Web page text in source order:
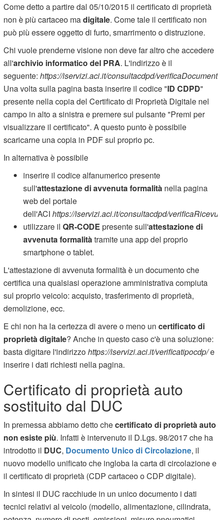
Come detto a partire dal 05/10/2015 il certificato di proprietà
non è più cartaceo madigitale. Come tale il certificato non
può più essere oggetto di furto, smarrimento o distruzione.
Chi vuole prenderne visione non deve far altro che accedere
all'archivio informatico del PRA. L'indirizzo è il
seguente:https://iservizi.aci.it/consultacdpd/
Una volta sulla pagina basta inserire il codice "ID CDPD"
presente nella copia del Certificato di Proprietà Digitale nel
campo in alto a sinistra e premere sul pulsante "Premi per
visualizzare il certificato". A questo punto è possibile
scaricarne una copia in PDF sul proprio pc.
In alternativa è possibile
inserire il codice alfanumerico presente
sull'attestazione di avvenuta formalità nella pagina
web del portale
dell'ACIhttps://iservizi.aci.it/consultacdpd/
utilizzare ilQR-CODE presente sull'attestazione di
avvenuta formalità tramite una app del proprio
smartphone o tablet.
L'attestazione di avvenuta formalità è un documento che
certifica una qualsiasi operazione amministrativa compiuta
sul proprio veicolo: acquisto, trasferimento di proprietà,
demolizione, ecc.
E chi non ha la certezza di avere o meno uncertificato di
proprietà digitale? Anche in questo caso c'è una soluzione:
basta digitare l'indirizzohttps://iservizi.aci.it/verificatipocdp/e
inserire i dati richiesti nella pagina.
Certificato di proprietà auto
sostituito dal DUC
In premessa abbiamo detto checertificato di proprietà auto
non esiste più. Infatti è intervenuto il D.Lgs. 98/2017 che ha
introdotto il DUC, Documento Unico di Circolazione, il
nuovo modello unificato che ingloba la carta di circolazione e
il certificato di proprietà (CDP cartaceo o CDP digitale).
In sintesi il DUC racchiude in un unico documento i dati
tecnici relativi al veicolo (modello, alimentazione, cilindrata,